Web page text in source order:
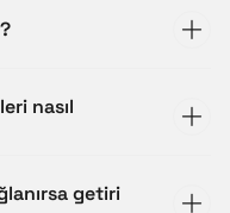
nasıl
getiri